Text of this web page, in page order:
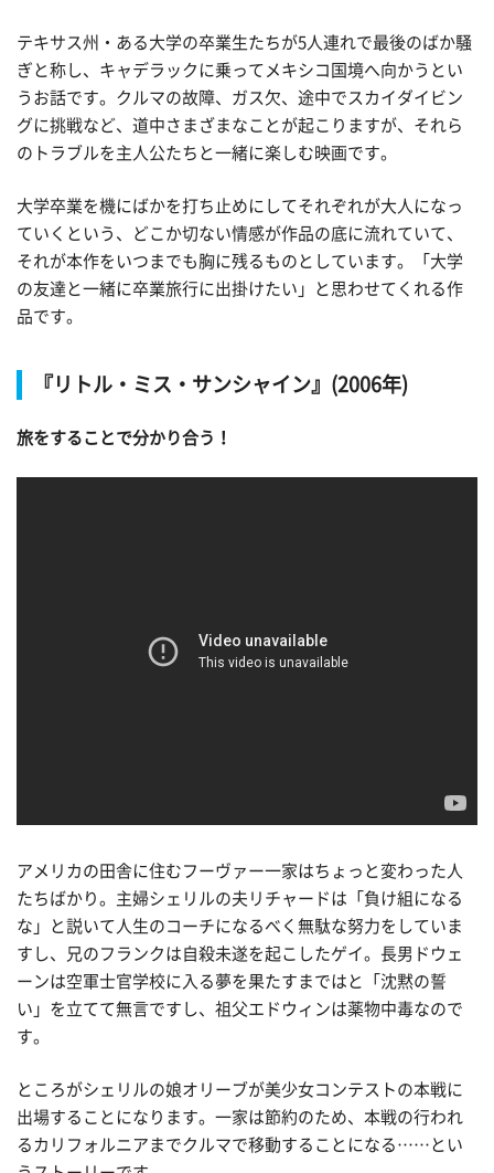
テキサス州・ある大学の卒業生たちが5人連れで最後のばか騒
ぎと称し、キャデラックに乗ってメキシコ国境へ向かうとい
うお話です。クルマの故障、ガス欠、途中でスカイダイビン
グに挑戦など、道中さまざまなことが起こりますが、それら
のトラブルを主人公たちと一緒に楽しむ映画です。
大学卒業を機にばかを打ち止めにしてそれぞれが大人になっ
ていくという、どこか切ない情感が作品の底に流れていて、
それが本作をいつまでも胸に残るものとしています。「大学
の友達と一緒に卒業旅行に出掛けたい」と思わせてくれる作
品です。
『リトル・ミス・サンシャイン』(2006年)
旅をすることで分かり合う！
アメリカの田舎に住むフーヴァー一家はちょっと変わった人
たちばかり。主婦シェリルの夫リチャードは「負け組になる
な」と説いて人生のコーチになるべく無駄な努力をしていま
すし、兄のフランクは自殺未遂を起こしたゲイ。長男ドウェ
ーンは空軍士官学校に入る夢を果たすまではと「沈黙の誓
い」を立てて無言ですし、祖父エドウィンは薬物中毒なので
す。
ところがシェリルの娘オリーブが美少女コンテストの本戦に
出場することになります。一家は節約のため、本戦の行われ
るカリフォルニアまでクルマで移動することになる……とい